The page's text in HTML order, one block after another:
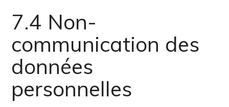
7.4 Non-
communication des
données
personnelles